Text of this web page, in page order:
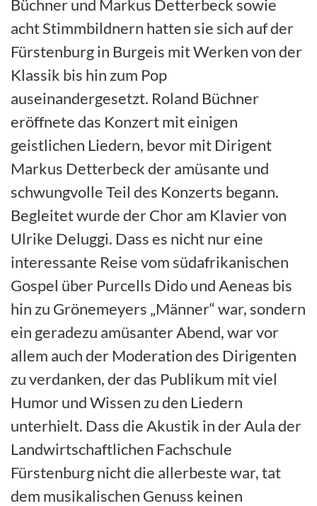
Büchner und Markus Detterbeck sowie
acht Stimmbildnern hatten sie sich auf der
Fürstenburg in Burgeis mit Werken von der
Klassik bis hin zum Pop
auseinandergesetzt. Roland Büchner
eröffnete das Konzert mit einigen
geistlichen Liedern, bevor mit Dirigent
Markus Detterbeck der amüsante und
schwungvolle Teil des Konzerts begann.
Begleitet wurde der Chor am Klavier von
Ulrike Deluggi. Dass es nicht nur eine
interessante Reise vom südafrikanischen
Gospel über Purcells Dido und Aeneas bis
hin zu Grönemeyers „Männer“ war, sondern
ein geradezu amüsanter Abend, war vor
allem auch der Moderation des Dirigenten
zu verdanken, der das Publikum mit viel
Humor und Wissen zu den Liedern
unterhielt. Dass die Akustik in der Aula der
Landwirtschaftlichen Fachschule
Fürstenburg nicht die allerbeste war, tat
dem musikalischen Genuss keinen